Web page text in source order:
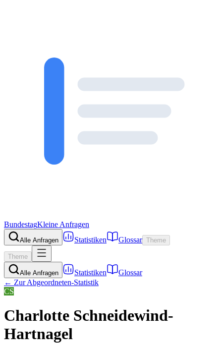
BundestagKleine Anfragen
Alle Anfragen Statistiken Glossar Theme
Theme
Alle Anfragen Statistiken
Glossar
← Zur Abgeordneten-Statistik
CS
Charlotte Schneidewind-
Hartnagel